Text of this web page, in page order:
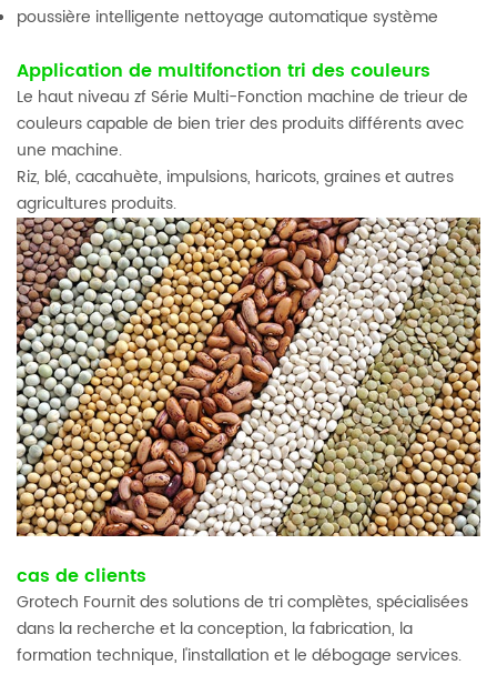
poussière intelligente nettoyage automatique système
Application de multifonction tri des couleurs
Le haut niveau zf Série Multi-Fonction machine de trieur de
couleurs capable de bien trier des produits différents avec
une machine.
Riz, blé, cacahuète, impulsions, haricots, graines et autres
agricultures produits.
cas de clients
Grotech Fournit des solutions de tri complètes, spécialisées
dans la recherche et la conception, la fabrication, la
formation technique, l'installation et le débogage services.